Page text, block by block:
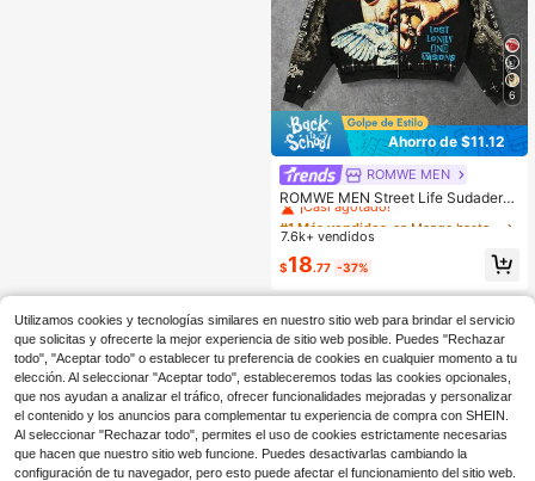
6
Ahorro de $11.12
ROMWE MEN
ROMWE MEN Street Life Sudadera
con capucha con cierre de cremalle
ra, cordón y forro térmico con esta
gráfica casual de primavera para ho
#1 Más vendidos
¡Casi agotado!
#1 Más vendidos
¡Casi agotado!
#1 Más vendidos
¡Casi agotado!
#1 Más vendidos
en Manga hasta la muñeca Sudaderas con cremallera
7.6k+ vendidos
$18.77 -37%
Utilizamos cookies y tecnologías similares en nuestro sitio web para brindar el servicio
que solicitas y ofrecerte la mejor experiencia de sitio web posible. Puedes "Rechazar
todo", "Aceptar todo" o establecer tu preferencia de cookies en cualquier momento a tu
elección. Al seleccionar "Aceptar todo", estableceremos todas las cookies opcionales,
que nos ayudan a analizar el tráfico, ofrecer funcionalidades mejoradas y personalizar
el contenido y los anuncios para complementar tu experiencia de compra con SHEIN.
Al seleccionar "Rechazar todo", permites el uso de cookies estrictamente necesarias
que hacen que nuestro sitio web funcione. Puedes desactivarlas cambiando la
configuración de tu navegador, pero esto puede afectar el funcionamiento del sitio web.